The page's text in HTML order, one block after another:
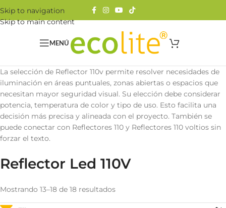
Skip to navigation
Skip to main content
MENÚ
La selección de Reflector 110v permite resolver necesidades de
iluminación en áreas puntuales, zonas abiertas o espacios que
necesitan mayor seguridad visual. Su elección debe considerar
potencia, temperatura de color y tipo de uso. Esto facilita una
decisión más precisa y alineada con el proyecto. También se
puede conectar con Reflectores 110 y Reflectores 110 voltios sin
forzar el texto.
Reflector Led 110V
Mostrando 13–18 de 18 resultados